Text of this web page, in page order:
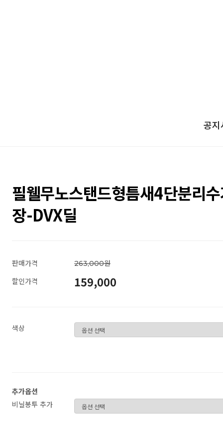
공지
필웰무노스탠드형틈새4단분리
장-DVX딜
판매가격
263,000원
할인가격
159,000
색상
추가옵션
비닐봉투 추가